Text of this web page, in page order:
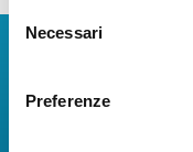
Selezione
delNecessari
Preferenze
La Guida dei